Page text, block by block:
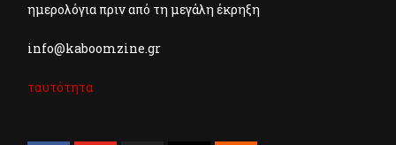
ημερολόγια πριν από τη μεγάλη έκρηξη
info@kaboomzine.gr
ταυτότητα